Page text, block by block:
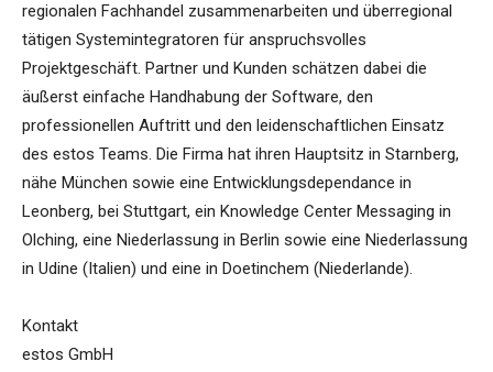
regionalen Fachhandel zusammenarbeiten und überregional
tätigen Systemintegratoren für anspruchsvolles
Projektgeschäft. Partner und Kunden schätzen dabei die
äußerst einfache Handhabung der Software, den
professionellen Auftritt und den leidenschaftlichen Einsatz
des estos Teams. Die Firma hat ihren Hauptsitz in Starnberg,
nähe München sowie eine Entwicklungsdependance in
Leonberg, bei Stuttgart, ein Knowledge Center Messaging in
Olching, eine Niederlassung in Berlin sowie eine Niederlassung
in Udine (Italien) und eine in Doetinchem (Niederlande).
Kontakt
estos GmbH